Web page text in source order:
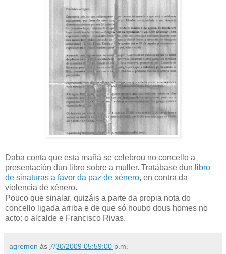
Daba conta que esta mañá se celebrou no concello a
presentación dun libro sobre a muller. Tratábase dun libro
de sinaturas a favor da paz de xénero, en contra da
violencia de xénero.
Pouco que sinalar, quizáis a parte da propia nota do
concello ligada arriba e de que só houbo dous homes no
acto: o alcalde e Francisco Rivas.
agremon ás 7/30/2009 05:59:00 p.m.